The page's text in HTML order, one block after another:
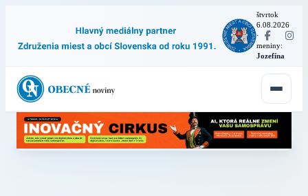
štvrtok
6.08.2026
·
meniny:
Jozefína